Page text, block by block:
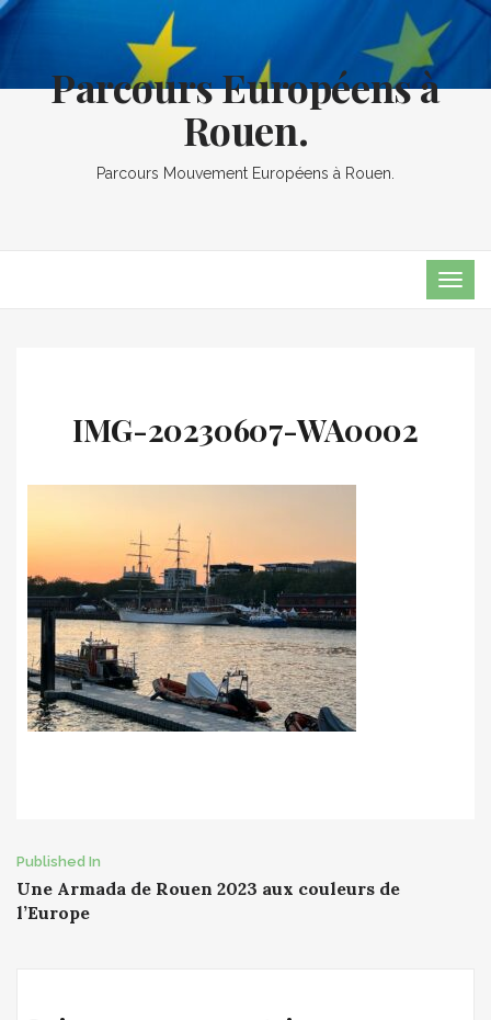
Parcours Européens à
Rouen.
Parcours Mouvement Européens à Rouen.
IMG-20230607-WA0002
Post
navigation
Published In
Une Armada de Rouen 2023 aux couleurs de
l’Europe